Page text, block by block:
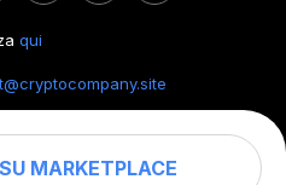
MARKETPLACE
qui